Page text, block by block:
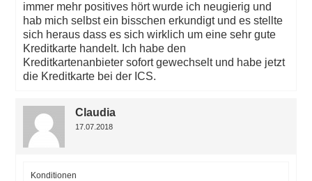
immer mehr positives hört wurde ich neugierig und
hab mich selbst ein bisschen erkundigt und es stellte
sich heraus dass es sich wirklich um eine sehr gute
Kreditkarte handelt. Ich habe den
Kreditkartenanbieter sofort gewechselt und habe jetzt
die Kreditkarte bei der ICS.
Claudia
17.07.2018
Konditionen